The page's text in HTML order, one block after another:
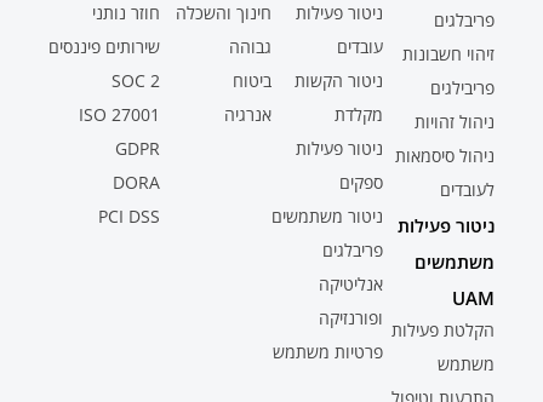
פריבלגים
זיהוי חשבונות
פריבילגים
ניהול זהויות
ניהול סיסמאות
לעובדים
ניטור פעילות
משתמשים
UAM
הקלטת פעילות
משתמש
ניטור פעילות
עובדים
ניטור הקשות
מקלדת
ניטור פעילות
ספקים
ניטור משתמשים
פריבלגים
אנליטיקה
ופורנזיקה
פרטיות משתמש
חינוך והשכלה
גבוהה
ביטוח
אנרגיה
חוזר נותני
שירותים פיננסים
SOC 2
ISO 27001
GDPR
DORA
PCI DSS